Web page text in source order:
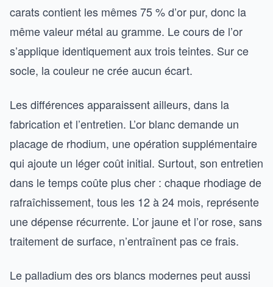
carats contient les mêmes 75 % d’or pur, donc la
même valeur métal au gramme. Le cours de l’or
s’applique identiquement aux trois teintes. Sur ce
socle, la couleur ne crée aucun écart.
Les différences apparaissent ailleurs, dans la
fabrication et l’entretien. L’or blanc demande un
placage de rhodium, une opération supplémentaire
qui ajoute un léger coût initial. Surtout, son entretien
dans le temps coûte plus cher : chaque rhodiage de
rafraîchissement, tous les 12 à 24 mois, représente
une dépense récurrente. L’or jaune et l’or rose, sans
traitement de surface, n’entraînent pas ce frais.
Le palladium des ors blancs modernes peut aussi